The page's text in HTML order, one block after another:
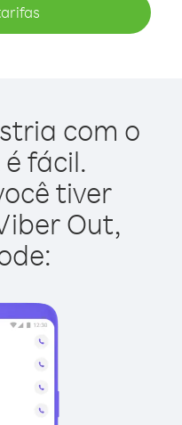
com o
fácil.
tiver
Out,